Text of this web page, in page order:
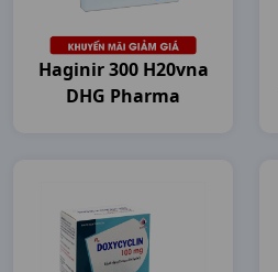
Haginir 300 H20vna
DHG Pharma